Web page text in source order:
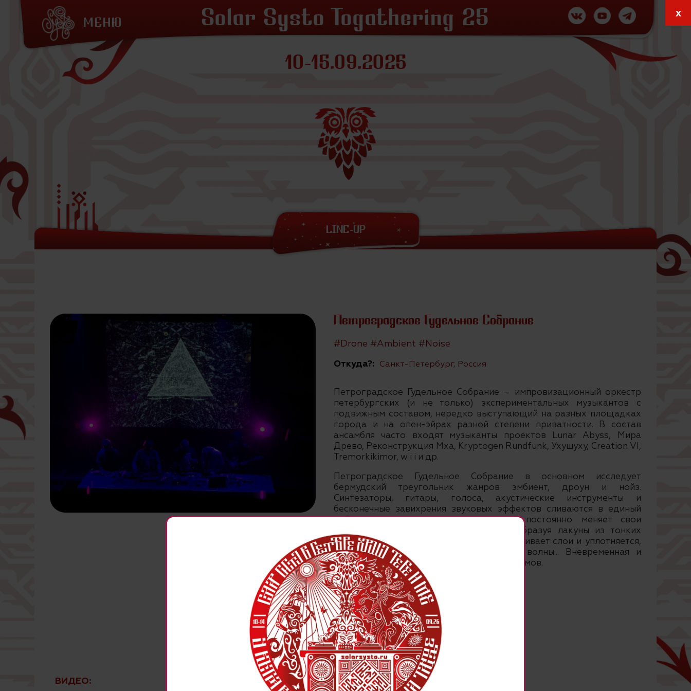
МЕНЮ Solar Systo Togathering 25
10-15.09.2025
LINE-UP
Петроградское Гудельное Собрание
#Drone #Ambient #Noise
Откуда?: Санкт-Петербург, Россия
Петроградское Гудельное Собрание – импровизационный оркестр
петербургских (и не только) экспериментальных музыкантов с
подвижным составом, нередко выступающий на разных площадках
города и на опен-эйрах разной степени приватности. В состав
ансамбля часто входят музыканты проектов Lunar Abyss, Мира
Древо, Реконструкция Мха, Kryptogen Rundfunk, Ухушуху, Creation VI,
Tremorkikimor, w i i и др.
Петроградское Гудельное Собрание в основном исследует
бермудский треугольник жанров эмбиент, дроун и нойз.
Синтезаторы, гитары, голоса, акустические инструменты и
бесконечные завихрения звуковых эффектов сливаются в единый
вибрирующий поток. Течение музыки постоянно меняет свои
свойства: атмосфера то разряжается, образуя лакуны из тонких
созвучий и мелодических линий, то наращивает слои и уплотняется,
превращаясь в шумные накатывающие волны... Вневременная и
внеконцептуальная музыка для открытых умов.
Аккаунты в соцсетях:
ВИДЕО:
x